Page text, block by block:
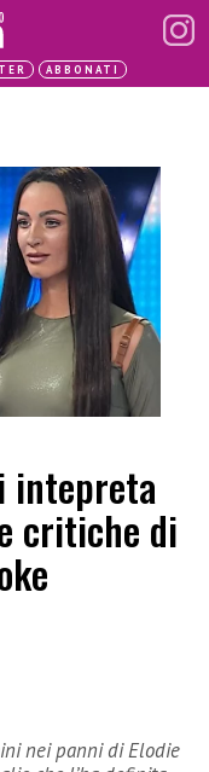
ABBONATI
intepreta
critiche di
nei panni di Elodie